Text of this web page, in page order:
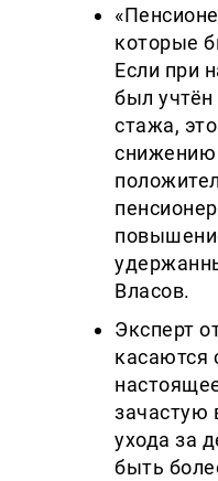
которые
Если при
был
стажа,
снижению
Власов.
Эксперт
касаются
зачастую
ухода за
быть